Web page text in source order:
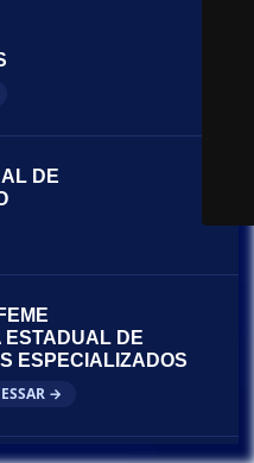
DE
FEME
ESTADUAL DE
ESPECIALIZADOS
→